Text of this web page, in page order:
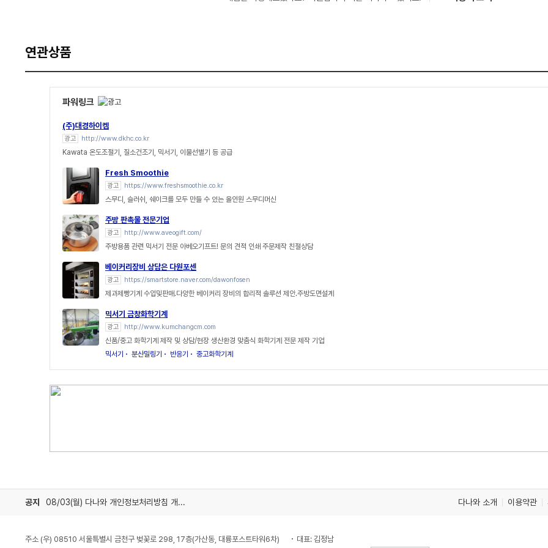
연관상품
파워링크
(주)대경하이켐
광고 http://www.dkhc.co.kr
Kawata 온도조절기, 질소건조기, 믹서기, 이물선별기 등 공급
Fresh Smoothie
광고 https://www.freshsmoothie.co.kr
스무디, 슬러쉬, 쉐이크를 모두 만들 수 있는 올인원 스무디머신
주방 판촉물 전문기업
광고 http://www.aveogift.com/
주방용품 관련 믹서기 전문 아베오기프트! 문의 견적 인쇄 주문제작 친절상담
베이커리장비 상담은 다원포센
광고 https://smartstore.naver.com/dawonfosen
제과제빵기계 수입및판매.다양한 베이커리 장비의 합리적 솔루션 제안.주방도면설계
믹서기 금창화학기계
광고 http://www.kumchangcm.com
신품/중고 화학기계 제작 및 상담/현장 생산환경 맞춤식 화학기계 전문 제작 기업
믹서기
분산밀링기 반응기 중고화학기계
공지 08/03(월) 다나와 개인정보처리방침 개정 안내 다나와 소개 이용약관
주소 (우) 08510 서울특별시 금천구 벚꽃로 298, 17층(가산동, 대륭포스트타워6차) 대표: 김정남